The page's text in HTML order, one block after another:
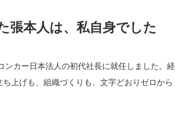
張本人は、私自身でした
カー日本法人の初代社長に就任しました。経
上げも、組織づくりも、文字どおりゼロから